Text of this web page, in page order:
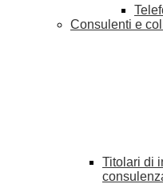
Consulenti e
Titolari di